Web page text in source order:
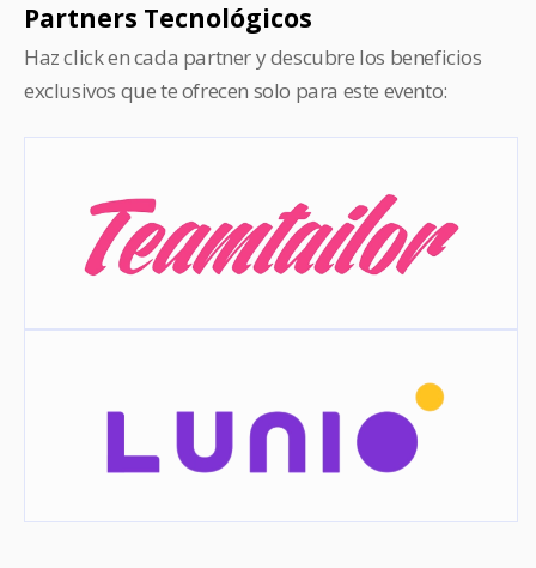
Partners Tecnológicos
Haz click en cada partner y descubre los beneficios
exclusivos que te ofrecen solo para este evento: